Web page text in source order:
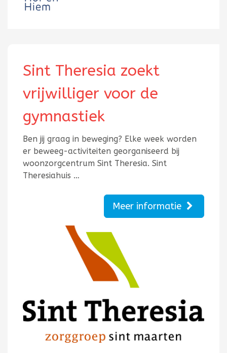
Sint Theresia zoekt
vrijwilliger voor de
gymnastiek
Ben jij graag in beweging? Elke week worden
er beweeg-activiteiten georganiseerd bij
woonzorgcentrum Sint Theresia. Sint
Theresiahuis …
Meer informatie